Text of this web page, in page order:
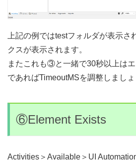
上記の例ではtestフォルダが表示さ
クスが表示されます。
またこれも③と一緒で30秒以上は
であればTimeoutMSを調整しましょ
⑥Element Exists
Activities＞Available＞UI